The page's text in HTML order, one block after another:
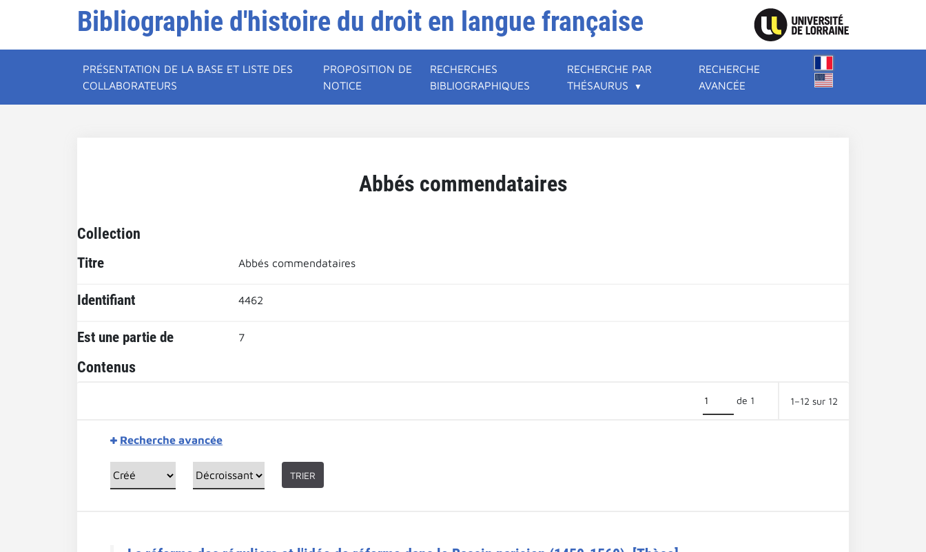
Bibliographie d'histoire du droit en langue française
PRÉSENTATION DE LA BASE ET LISTE DES
COLLABORATEURS
PROPOSITION DE
NOTICE
RECHERCHES
BIBLIOGRAPHIQUES
RECHERCHE PAR
THÉSAURUS
RECHERCHE
AVANCÉE
Abbés commendataires
Collection
Titre Abbés commendataires
Identifiant 4462
Est une partie de 7
Contenus
de 1 1–12 sur 12
Recherche avancée
TRIER